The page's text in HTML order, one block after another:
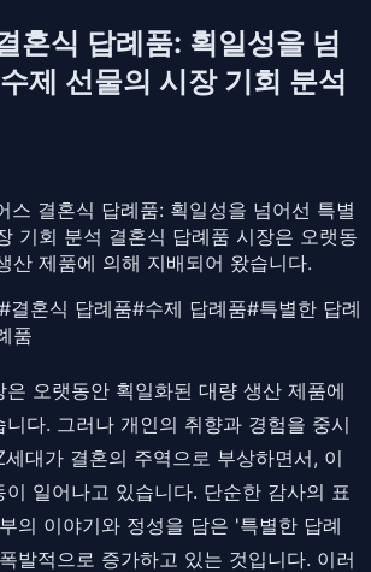
혼식 답례품: 획일성을 넘
제 선물의 시장 기회 분석
스 결혼식 답례품: 획일성을 넘어선 특별
기회 분석 결혼식 답례품 시장은 오랫동
산 제품에 의해 지배되어 왔습니다.
#결혼식 답례품#수제 답례품#특별한 답례
품
오랫동안 획일화된 대량 생산 제품에
다. 그러나 개인의 취향과 경험을 중시
대가 결혼의 주역으로 부상하면서, 이
일어나고 있습니다. 단순한 감사의 표
의 이야기와 정성을 담은 '특별한 답례
발적으로 증가하고 있는 것입니다. 이러